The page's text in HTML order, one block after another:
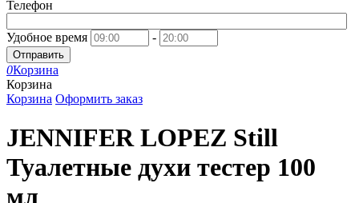
Телефон
Удобное время -
Отправить
0Корзина
Корзина
Корзина Оформить заказ
JENNIFER LOPEZ Still
Туалетные духи тестер 100
мл